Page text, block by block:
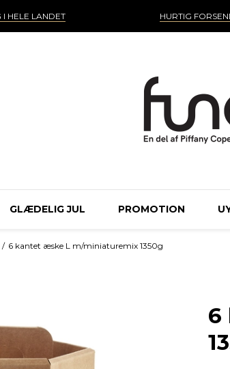
I HELE LANDET HURTIG
GLÆDELIG JUL PROMOTION
/ 6 kantet æske L m/miniaturemix 1350g
6